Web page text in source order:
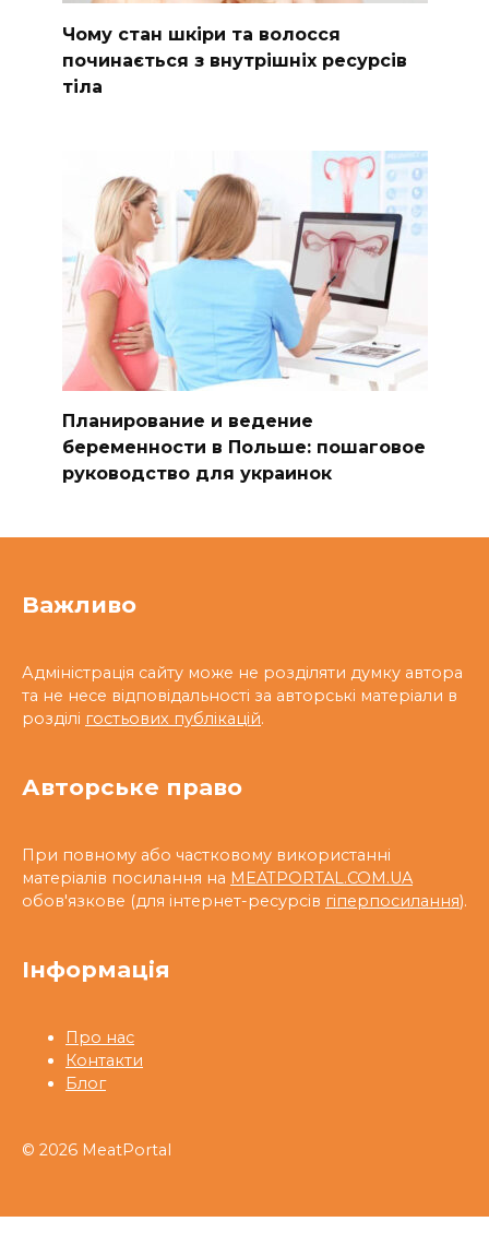
Чому стан шкіри та волосся
починається з внутрішніх ресурсів
тіла
Планирование и ведение
беременности в Польше: пошаговое
руководство для украинок
Важливо
Адміністрація сайту може не розділяти думку автора
та не несе відповідальності за авторські матеріали в
розділі гостьових публікацій.
Авторське право
При повному або частковому використанні
матеріалів посилання на MEATPORTAL.COM.UA
обов'язкове (для інтернет-ресурсів гіперпосилання).
Інформація
Про нас
Контакти
Блог
© 2026 MeatPortal